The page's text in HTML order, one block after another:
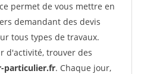
permet de vous mettre en
demandant des devis
tous types de travaux.
d'activité, trouver des
particulier.fr. Chaque jour,